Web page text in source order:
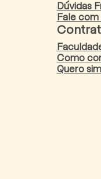
Dúvidas
Fale
Como
Quero